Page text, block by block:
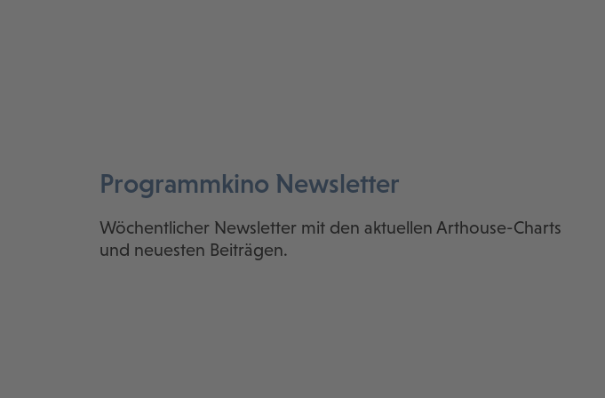
Programmkino Newsletter
Wöchentlicher Newsletter mit den aktuellen Arthouse-Charts
und neuesten Beiträgen.